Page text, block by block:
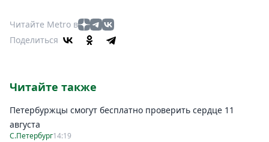
Читайте Metro в
Поделиться
Читайте также
Петербуржцы смогут бесплатно проверить сердце 11
августа
С.Петербург14:19